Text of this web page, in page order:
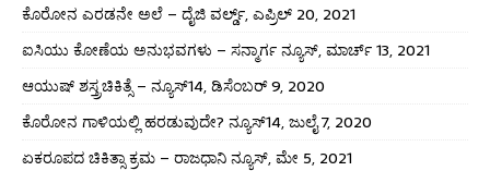
ಕೊರೋನ ಎರಡನೇ ಅಲೆ – ದೈಜಿ ವರ್ಲ್ಡ್, ಎಪ್ರಿಲ್ 20, 2021
ಐಸಿಯು ಕೋಣೆಯ ಅನುಭವಗಳು – ಸನ್ಮಾರ್ಗ ನ್ಯೂಸ್, ಮಾರ್ಚ್ 13, 2021
ಆಯುಷ್ ಶಸ್ತ್ರಚಿಕಿತ್ಸೆ – ನ್ಯೂಸ್14, ಡಿಸೆಂಬರ್ 9, 2020
ಕೊರೋನ ಗಾಳಿಯಲ್ಲಿ ಹರಡುವುದೇ? ನ್ಯೂಸ್14, ಜುಲೈ 7, 2020
ಏಕರೂಪದ ಚಿಕಿತ್ಸಾ ಕ್ರಮ – ರಾಜಧಾನಿ ನ್ಯೂಸ್, ಮೇ 5, 2021